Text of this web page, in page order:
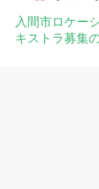
入間市ロケー
キストラ募集